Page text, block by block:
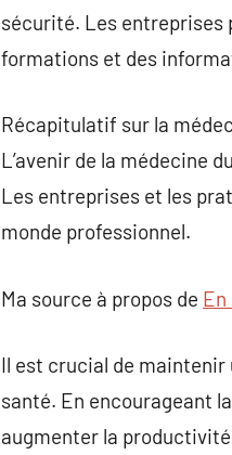
sécurité. Les entreprises
formations et des
Récapitulatif sur la
L’avenir de la médecine
Les entreprises et les
monde professionnel.
Ma source à propos de
Il est crucial de maintenir
santé. En encourageant
augmenter la